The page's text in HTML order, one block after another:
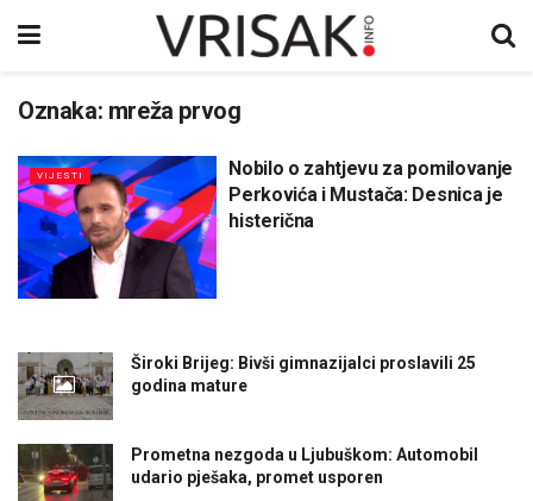
Oznaka: mreža prvog
VIJESTI
Nobilo o zahtjevu za pomilovanje
Perkovića i Mustača: Desnica je
histerična
Široki Brijeg: Bivši gimnazijalci proslavili 25
godina mature
Prometna nezgoda u Ljubuškom: Automobil
udario pješaka, promet usporen